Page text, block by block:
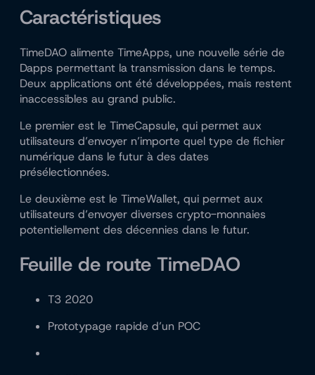
Caractéristiques
TimeDAO alimente TimeApps, une nouvelle série de
Dapps permettant la transmission dans le temps.
Deux applications ont été développées, mais restent
inaccessibles au grand public.
Le premier est le TimeCapsule, qui permet aux
utilisateurs d’envoyer n’importe quel type de fichier
numérique dans le futur à des dates
présélectionnées.
Le deuxième est le TimeWallet, qui permet aux
utilisateurs d’envoyer diverses crypto-monnaies
potentiellement des décennies dans le futur.
Feuille de route TimeDAO
T3 2020
Prototypage rapide d’un POC